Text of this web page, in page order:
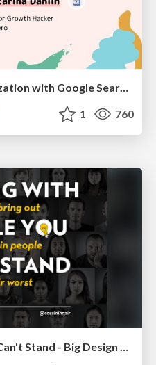
Efficient Content Optimization with Google Search Console & Apps Script
1 760